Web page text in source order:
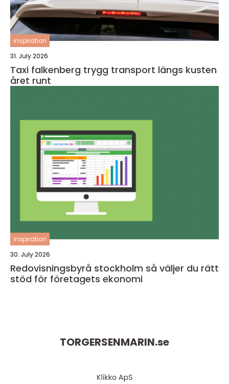
inspiration
31. July 2026
Taxi falkenberg trygg transport längs kusten
året runt
inspiration
30. July 2026
Redovisningsbyrå stockholm så väljer du rätt
stöd för företagets ekonomi
TORGERSENMARIN.se